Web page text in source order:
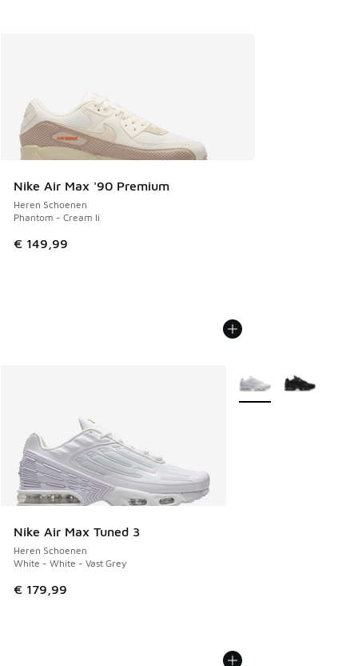
Nike Air Max '90 Premium
Heren Schoenen
Phantom - Cream Ii
€ 149,99
Nike Air Max Tuned 3
Heren Schoenen
White - White - Vast Grey
€ 179,99
Meer kleuren